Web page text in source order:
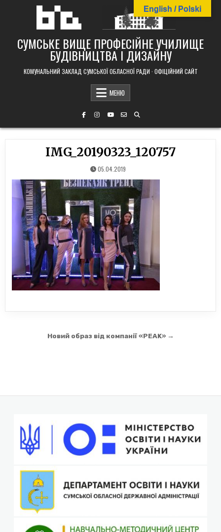
СУМСЬКЕ ВИЩЕ ПРОФЕСІЙНЕ УЧИЛИЩЕ
БУДІВНИЦТВА І ДИЗАЙНУ
КОМУНАЛЬНИЙ ЗАКЛАД СУМСЬКОЇ ОБЛАСНОЇ РАДИ · ОФІЦІЙНИЙ САЙТ
МЕНЮ
IMG_20190323_120757
05.04.2019
НавігаціяНовий образ від компанії «PEAK» →
English / Polski